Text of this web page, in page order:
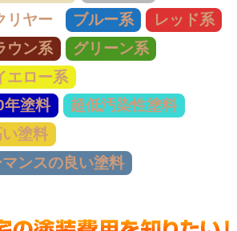
リヤー ブルー系
レッド系
ウン系
グリーン系
エロー系
年塗料
超低汚染性塗料
塗料
ンスの良い塗料